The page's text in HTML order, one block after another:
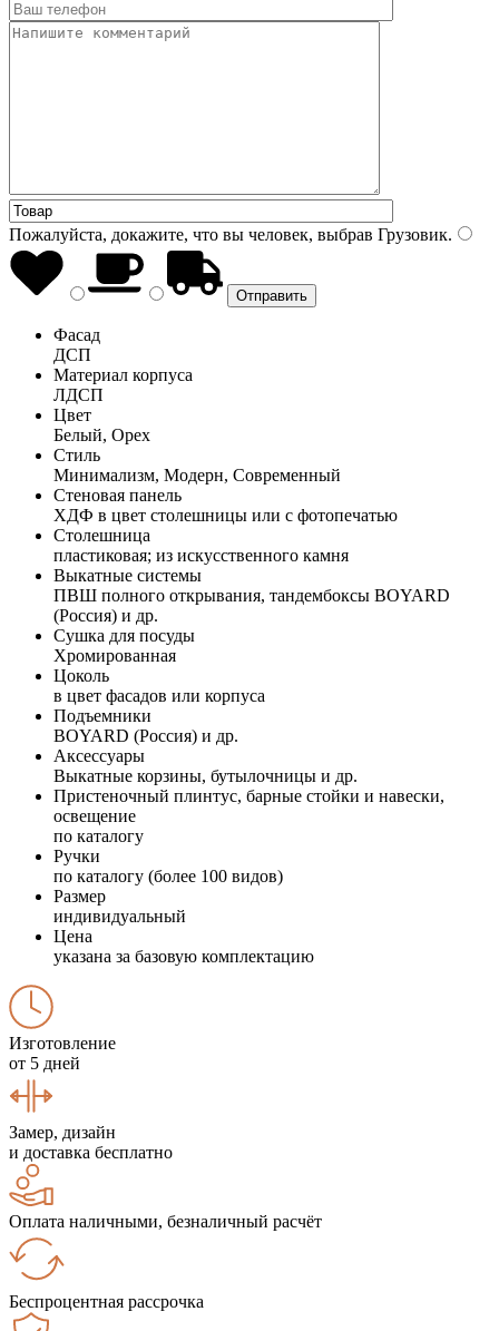
Пожалуйста, докажите, что вы человек, выбрав Грузовик.
Фасад
ДСП
Материал корпуса
ЛДСП
Цвет
Белый, Орех
Стиль
Минимализм, Модерн, Современный
Стеновая панель
ХДФ в цвет столешницы или с фотопечатью
Столешница
пластиковая; из искусственного камня
Выкатные системы
ПВШ полного открывания, тандембоксы BOYARD
(Россия) и др.
Сушка для посуды
Хромированная
Цоколь
в цвет фасадов или корпуса
Подъемники
BOYARD (Россия) и др.
Аксессуары
Выкатные корзины, бутылочницы и др.
Пристеночный плинтус, барные стойки и навески,
освещение
по каталогу
Ручки
по каталогу (более 100 видов)
Размер
индивидуальный
Цена
указана за базовую комплектацию
Изготовление
от 5 дней
Замер, дизайн
и доставка бесплатно
Оплата наличными, безналичный расчёт
Беспроцентная рассрочка